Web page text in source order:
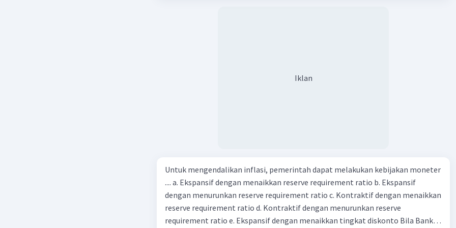
Iklan
Untuk mengendalikan inflasi, pemerintah dapat melakukan kebijakan moneter
.... a. Ekspansif dengan menaikkan reserve requirement ratio b. Ekspansif
dengan menurunkan reserve requirement ratio c. Kontraktif dengan menaikkan
reserve requirement ratio d. Kontraktif dengan menurunkan reserve
requirement ratio e. Ekspansif dengan menaikkan tingkat diskonto Bila Bank